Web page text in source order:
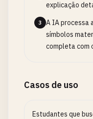
explicação
3
A IA processa
símbolos
completa com
Casos de uso
Estudantes que